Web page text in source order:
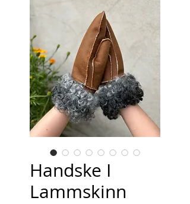
Handske I
Lammskinn